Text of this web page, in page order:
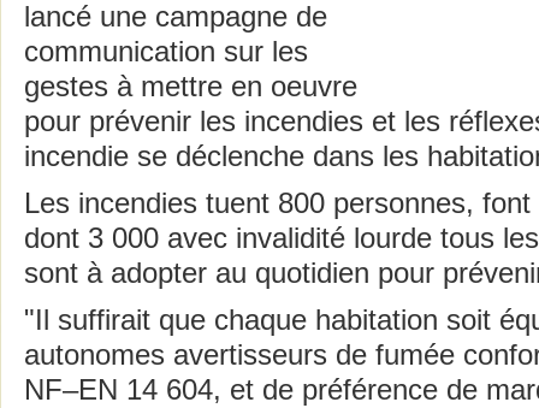
lancé une campagne de
communication sur les
gestes à mettre en oeuvre
pour prévenir les incendies et les
incendie se déclenche dans les
Les incendies tuent 800 personnes,
dont 3 000 avec invalidité lourde tous
sont à adopter au quotidien pour
"Il suffirait que chaque habitation soit
autonomes avertisseurs de fumée
NF–EN 14 604, et de préférence de